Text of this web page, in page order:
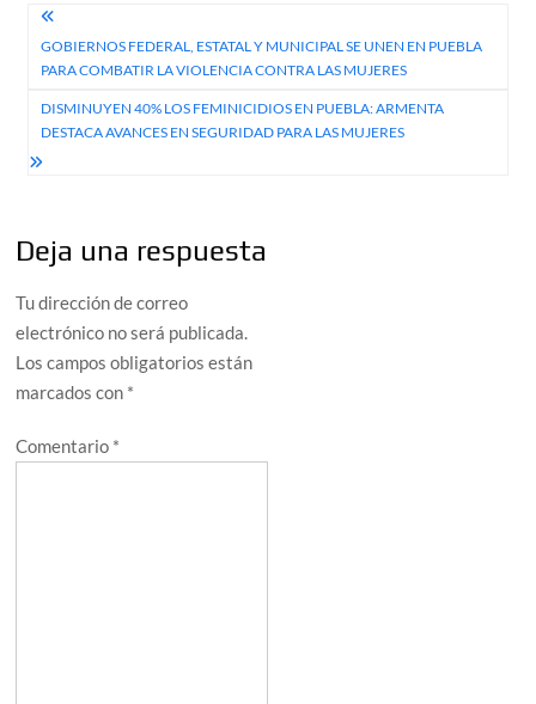
Navegación
de
entradas
GOBIERNOS FEDERAL, ESTATAL Y MUNICIPAL SE UNEN EN PUEBLA
PARA COMBATIR LA VIOLENCIA CONTRA LAS MUJERES
DISMINUYEN 40% LOS FEMINICIDIOS EN PUEBLA: ARMENTA
DESTACA AVANCES EN SEGURIDAD PARA LAS MUJERES
Deja una respuesta
Tu dirección de correo
electrónico no será publicada.
Los campos obligatorios están
marcados con *
Comentario *